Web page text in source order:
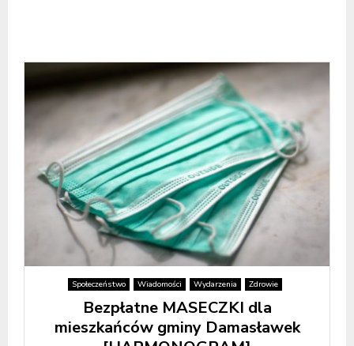
Społeczeństwo Wiadomości Wydarzenia Zdrowie
Bezpłatne MASECZKI dla
mieszkańców gminy Damasławek